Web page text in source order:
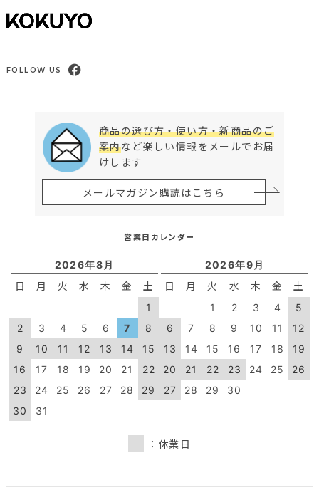
FOLLOW US
商品の選び方・使い方・新商品のご
案内など楽しい情報をメールでお届
けします
メールマガジン購読はこちら
営業日カレンダー
2026年8月
日 月 火 水 木 金 土
1
2
3 4 5 6 7
8
9
10 11 12 13 14
15
16
17 18 19 20 21
22
23
24 25 26 27 28
29
30
31
2026年9月
日 月 火 水 木 金 土
1 2 3 4
5
6
7 8 9 10 11
12
13
14 15 16 17 18
19
20
21 22 23 24 25
26
27
28 29 30
：休業日